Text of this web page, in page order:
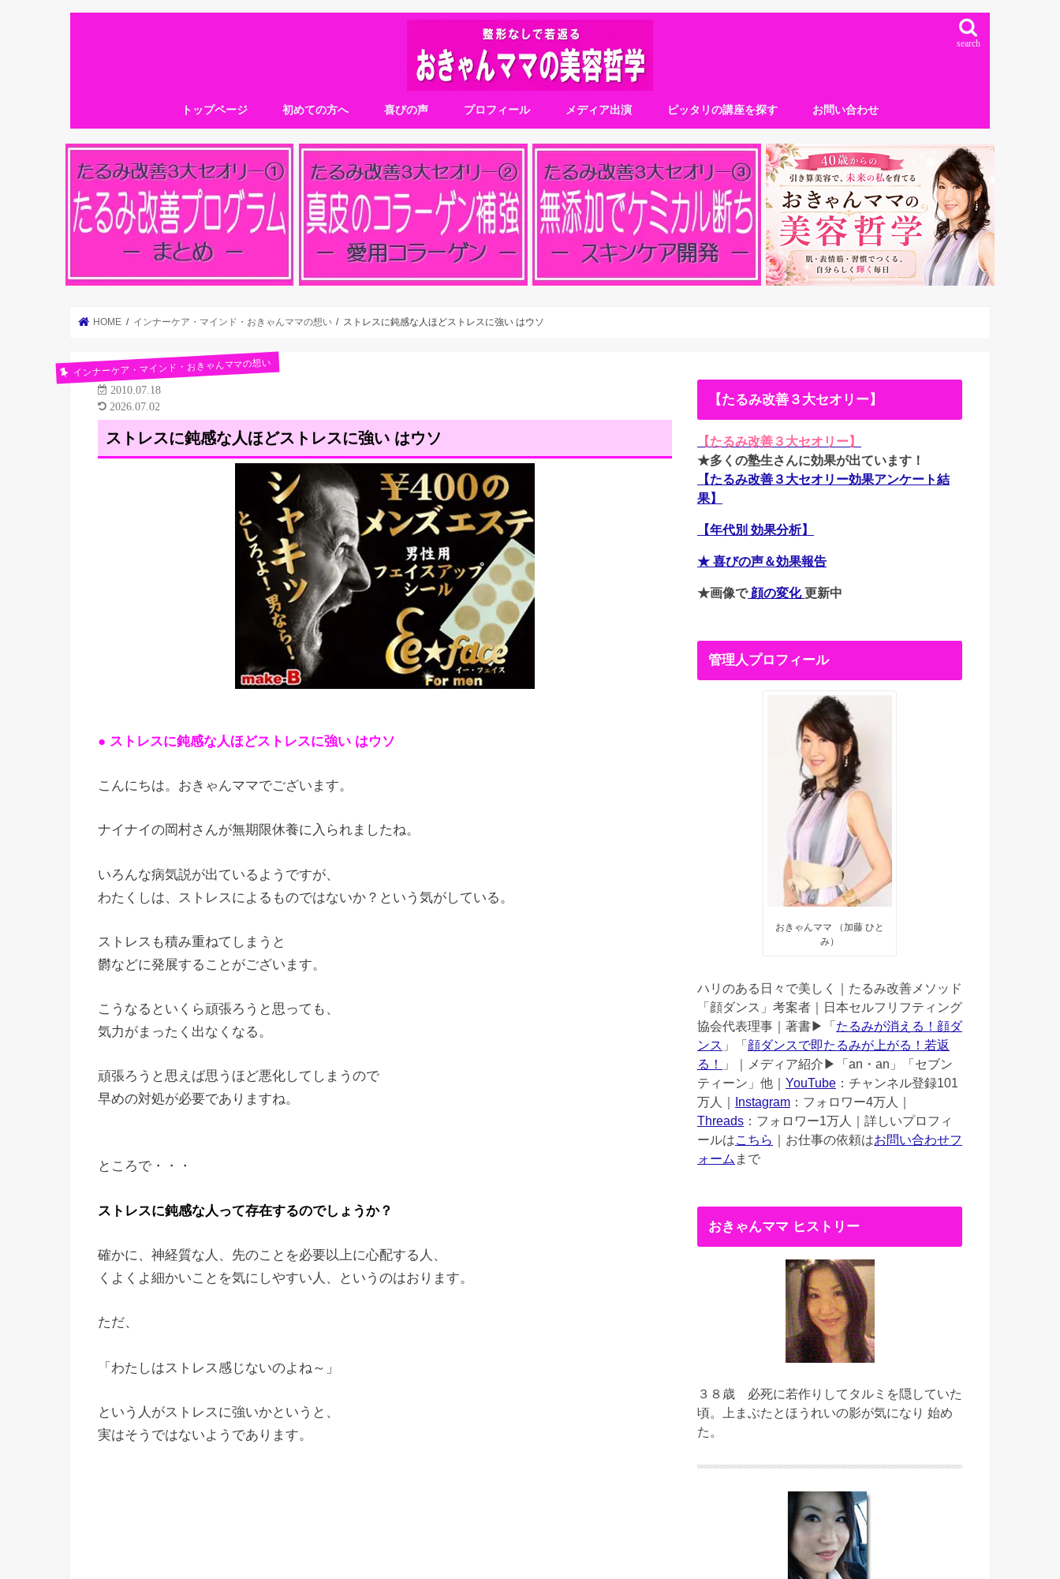
search
トップページ 初めての方へ 喜びの声 プロフィール メディア出演 ピッタリの講座を探す お問い合わせ
HOME インナーケア・マインド・おきゃんママの想い ストレスに鈍感な人ほどストレスに強い はウソ
インナーケア・マインド・おきゃんママの想い
2010.07.18
2026.07.02
ストレスに鈍感な人ほどストレスに強い はウソ
● ストレスに鈍感な人ほどストレスに強い はウソ
こんにちは。おきゃんママでございます。
ナイナイの岡村さんが無期限休養に入られましたね。
いろんな病気説が出ているようですが、
わたくしは、ストレスによるものではないか？という気がしている。
ストレスも積み重ねてしまうと
欝などに発展することがございます。
こうなるといくら頑張ろうと思っても、
気力がまったく出なくなる。
頑張ろうと思えば思うほど悪化してしまうので
早めの対処が必要でありますね。
ところで・・・
ストレスに鈍感な人って存在するのでしょうか？
確かに、神経質な人、先のことを必要以上に心配する人、
くよくよ細かいことを気にしやすい人、というのはおります。
ただ、
「わたしはストレス感じないのよね～」
という人がストレスに強いかというと、
実はそうではないようであります。
【たるみ改善３大セオリー】
【たるみ改善３大セオリー】
★多くの塾生さんに効果が出ています！
【たるみ改善３大セオリー効果アンケート結
果】
【年代別 効果分析】
★ 喜びの声＆効果報告
★画像で顔の変化更新中
管理人プロフィール
おきゃんママ （加藤 ひと
み）
ハリのある日々で美しく｜たるみ改善メソッド
「顔ダンス」考案者｜日本セルフリフティング
協会代表理事｜著書▶︎「 たるみが消える！顔ダ
ンス 」「 顔ダンスで即たるみが上がる！若返
る！
」｜メディア紹介▶︎「an・an」「セブン
ティーン」他｜ YouTube ：チャンネル登録101
万人｜
Instagram ：フォロワー4万人｜
Threads ：フォロワー1万人｜詳しいプロフィ
ールはこちら ｜お仕事の依頼はお問い合わせフ
ォーム まで
おきゃんママ ヒストリー
３８歳 必死に若作りしてタルミを隠していた
頃。上まぶたとほうれいの影が気になり 始め
た。